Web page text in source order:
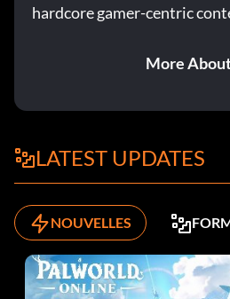
hardcore gamer-centric
More
LATEST UPDATES
NOUVELLES